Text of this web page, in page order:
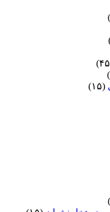
(۱۵)